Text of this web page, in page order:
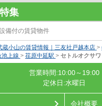
集
備付の賃貸物件
蔵小山の賃貸情報｜三友社戸越本店 >
上線 > 荏原中延駅 > セトルオクサワ
営業時間:10:00～19:00
定休日:水曜日
会社概要